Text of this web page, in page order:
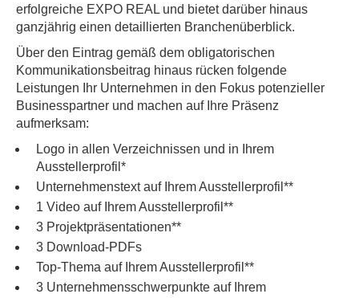
erfolgreiche EXPO REAL und bietet darüber hinaus
ganzjährig einen detaillierten Branchenüberblick.
Über den Eintrag gemäß dem obligatorischen
Kommunikationsbeitrag hinaus rücken folgende
Leistungen Ihr Unternehmen in den Fokus potenzieller
Businesspartner und machen auf Ihre Präsenz
aufmerksam:
Logo in allen Verzeichnissen und in Ihrem
Ausstellerprofil*
Unternehmenstext auf Ihrem Ausstellerprofil**
1 Video auf Ihrem Ausstellerprofil**
3 Projektpräsentationen**
3 Download-PDFs
Top-Thema auf Ihrem Ausstellerprofil**
3 Unternehmensschwerpunkte auf Ihrem